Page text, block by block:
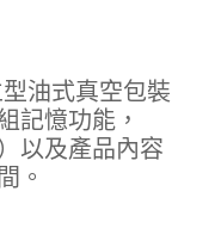
油式真空包裝
記憶功能，
以及產品內容
。